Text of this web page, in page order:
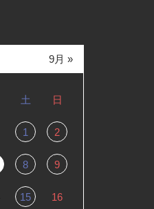
土 日
1 2
8 9
15 16
9月 »